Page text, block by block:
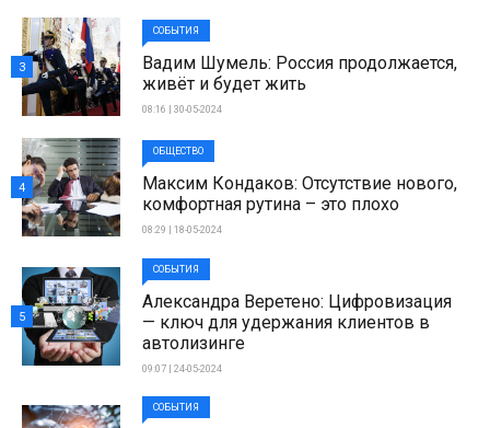
СОБЫТИЯ
Вадим Шумель: Россия продолжается,
живёт и будет жить
08:16 | 30-05-2024
3
ОБЩЕСТВО
Максим Кондаков: Отсутствие нового,
комфортная рутина – это плохо
08:29 | 18-05-2024
4
СОБЫТИЯ
Александра Веретено: Цифровизация
— ключ для удержания клиентов в
автолизинге
09:07 | 24-05-2024
5
СОБЫТИЯ